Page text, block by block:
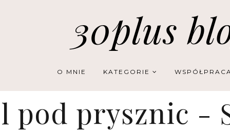
30plus
O MNIE KATEGORIE
pod prysznic -